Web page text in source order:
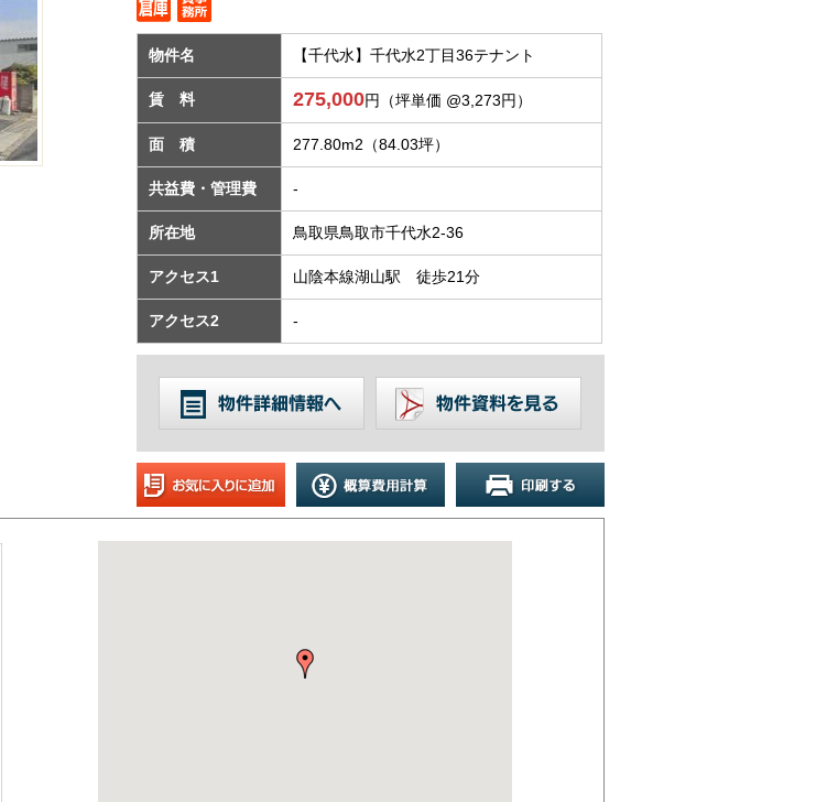
物件名 【千代水】千代水2丁目36テナント
賃 料 275,000円（坪単価 @3,273円）
面 積 277.80m2 （84.03坪）
共益費・管理費 -
所在地 鳥取県鳥取市千代水2-36
アクセス1 山陰本線湖山駅 徒歩21分
アクセス2 -